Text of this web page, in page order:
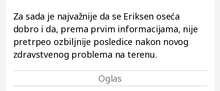
Za sada je najvažnije da se Eriksen oseća
dobro i da, prema prvim informacijama, nije
pretrpeo ozbiljnije posledice nakon novog
zdravstvenog problema na terenu.